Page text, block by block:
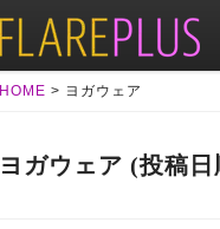
HOME > ヨガウェア
ヨガウェア (投稿